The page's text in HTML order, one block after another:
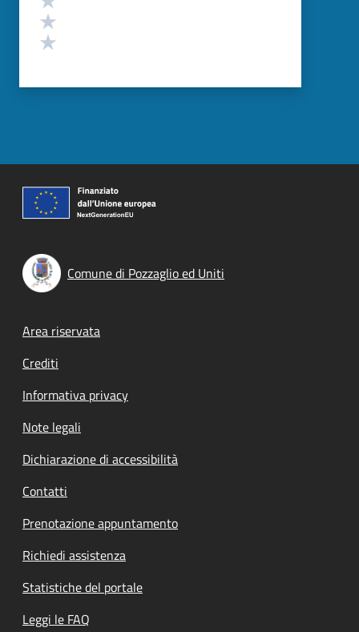
Comune di Pozzaglio ed Uniti
Footer menu
Area riservata
Crediti
Informativa privacy
Note legali
Dichiarazione di accessibilità
Contatti
Prenotazione appuntamento
Richiedi assistenza
Statistiche del portale
Leggi le FAQ